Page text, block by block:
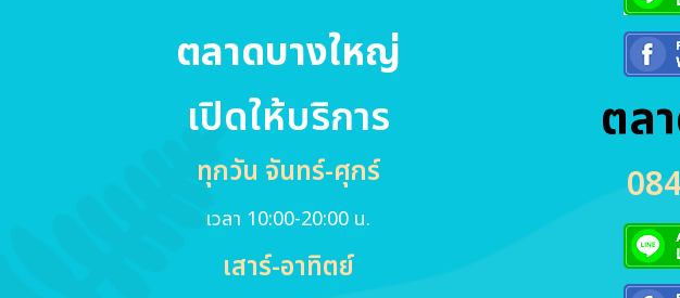
ตลาดบางใหญ่
เปิดให้บริการ
ทุกวัน จันทร์-ศุกร์
เวลา 10:00-20:00 น.
เสาร์-อาทิตย์
ตล